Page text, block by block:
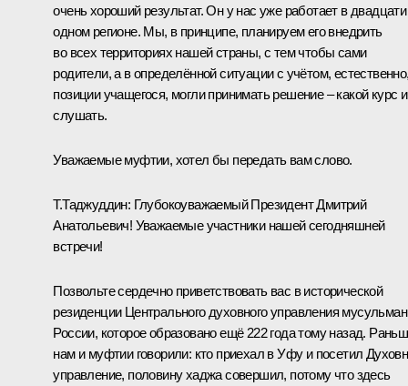
очень хороший результат. Он у нас уже работает в двадцати
одном регионе. Мы, в принципе, планируем его внедрить
во всех территориях нашей страны, с тем чтобы сами
родители, а в определённой ситуации с учётом,
позиции учащегося, могли принимать решение – какой курс
слушать.
Уважаемые муфтии, хотел бы передать вам слово.
Т.Таджуддин: Глубокоуважаемый Президент Дмитрий
Анатольевич! Уважаемые участники нашей сегодняшней
встречи!
Позвольте сердечно приветствовать вас в исторической
резиденции Центрального духовного управления мусульман
России, которое образовано ещё 222 года тому назад.
нам и муфтии говорили: кто приехал в Уфу и посетил
управление, половину хаджа совершил, потому что здесь